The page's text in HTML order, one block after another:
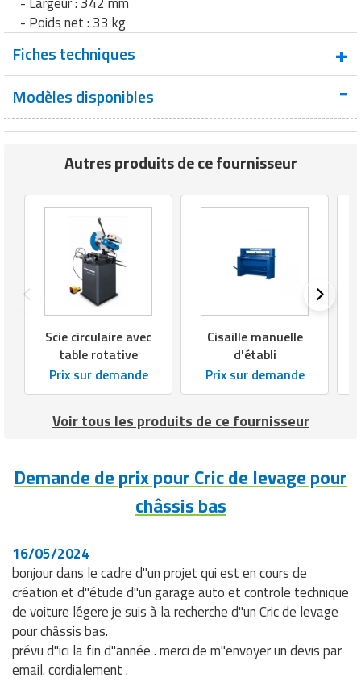
Matériel de musculation
Vêtement sportif
Rôtisserie professionnelle
Sautause professionnelle
Table de cuisson professionnelle
Ustensile de cuisine
Vaisselle restaurant
Vitrines réfrigérées
- Poids net : 33 kg
Fiches techniques
Fiche produit : Cric de levage pour châssis bas
Modèles disponibles
Autres produits de ce fournisseur
Scie circulaire avec
table rotative
Prix sur demande
Cisaille manuelle
d'établi
Prix sur demande
Voir tous les produits de ce fournisseur
Demande de prix pour Cric de levage pour
châssis bas
16/05/2024
bonjour dans le cadre d"un projet qui est en cours de
création et d"étude d"un garage auto et controle technique
de voiture légere je suis à la recherche d"un Cric de levage
pour châssis bas.
prévu d"ici la fin d"année . merci de m"envoyer un devis par
email. cordialement .